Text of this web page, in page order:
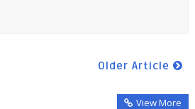
Older Article
View More